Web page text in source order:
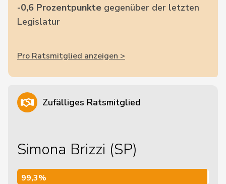
-0,6 Prozentpunkte gegenüber der letzten
Legislatur
Pro Ratsmitglied anzeigen >
Zufälliges Ratsmitglied
Simona Brizzi (SP)
99,3%
99,3%